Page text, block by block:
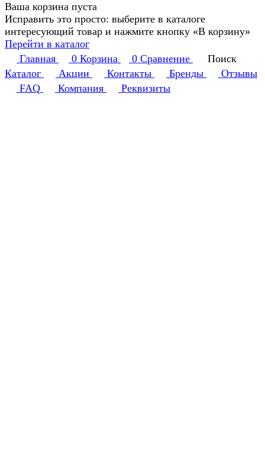
Ваша корзина пуста
Исправить это просто: выберите в каталоге
интересующий товар и нажмите кнопку «В корзину»
Перейти в каталог
Главная
0 Корзина 0 Сравнение
Поиск
Каталог
Акции Контакты Бренды
Отзывы
FAQ
Компания Реквизиты